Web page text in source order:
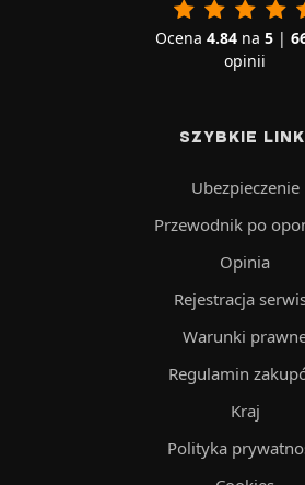
Ocena 4.84 na 5 |
opinii
SZYBKIE
Ubezpieczenie
Przewodnik po
Opinia
Rejestracja
Warunki
Regulamin
Kraj
Polityka